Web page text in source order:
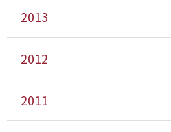
2013
2012
2011